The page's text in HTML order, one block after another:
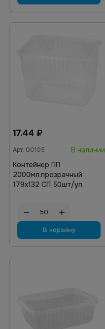
17.44 ₽
Арт. 00105
В наличии
Контейнер ПП
2000мл.прозрачный
179х132 СП 50шт/уп
В корзину